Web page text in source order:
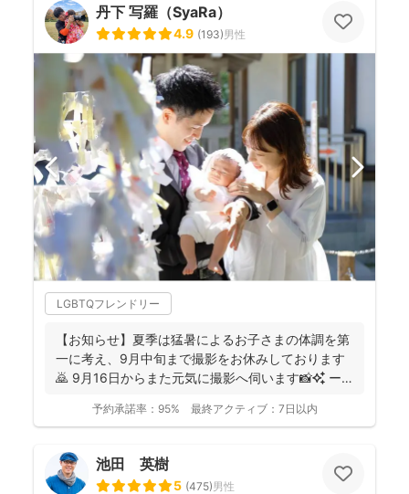
丹下 写羅（SyaRa）
4.9 (193)男性
LGBTQフレンドリー
【お知らせ】夏季は猛暑によるお子さまの体調を第
一に考え、9月中旬まで撮影をお休みしております
🙇 9月16日からまた元気に撮影へ伺います📸✨ ー
予約承諾率： 95% 最終アクティブ： 7日以内
池田 英樹
5 (475)男性